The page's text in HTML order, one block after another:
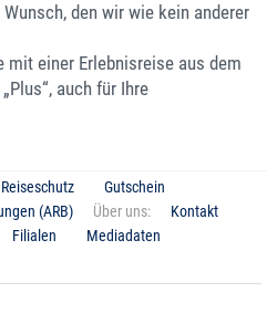
den wir wie kein anderer
mit einer Erlebnisreise aus dem
auch für Ihre
Reiseschutz
Gutschein
(ARB) Über uns:
Kontakt
Filialen Mediadaten